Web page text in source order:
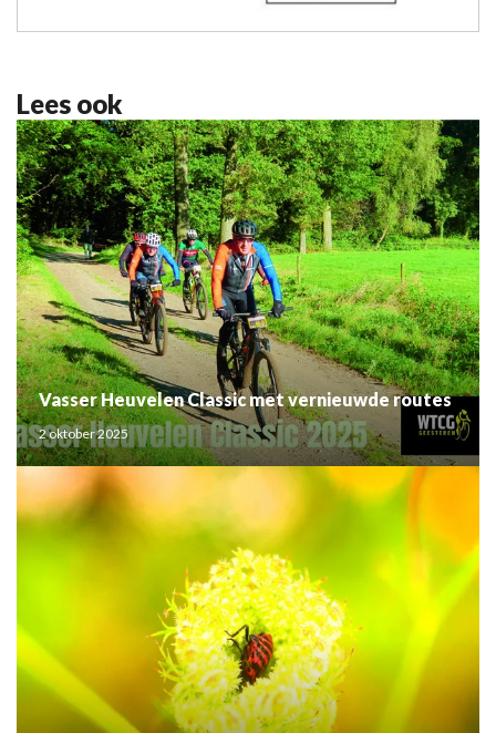
Lees ook
Vasser Heuvelen Classic met vernieuwde routes
2 oktober 2025